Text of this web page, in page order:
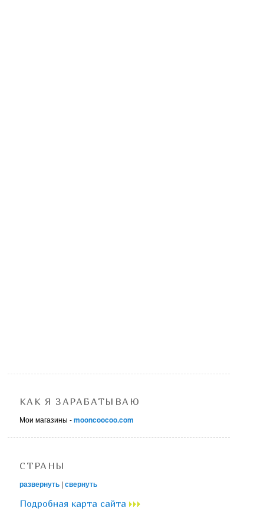
КАК Я ЗАРАБАТЫВАЮ
Мои магазины -mooncoocoo.com
СТРАНЫ
развернуть |свернуть
Подробная карта сайта